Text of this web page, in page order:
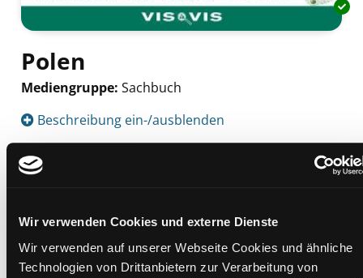
Wir verwenden Cookies und externe Dienste
Wir verwenden auf unserer Webseite Cookies und ähnliche
Technologien von Drittanbietern zur Verarbeitung von
Polen
Mediengruppe: Sachbuch
Beschreibung ein-/ausblenden
Mehr Informationen ein-/ausblenden
Exemplare
Zweigstelle: Andritz